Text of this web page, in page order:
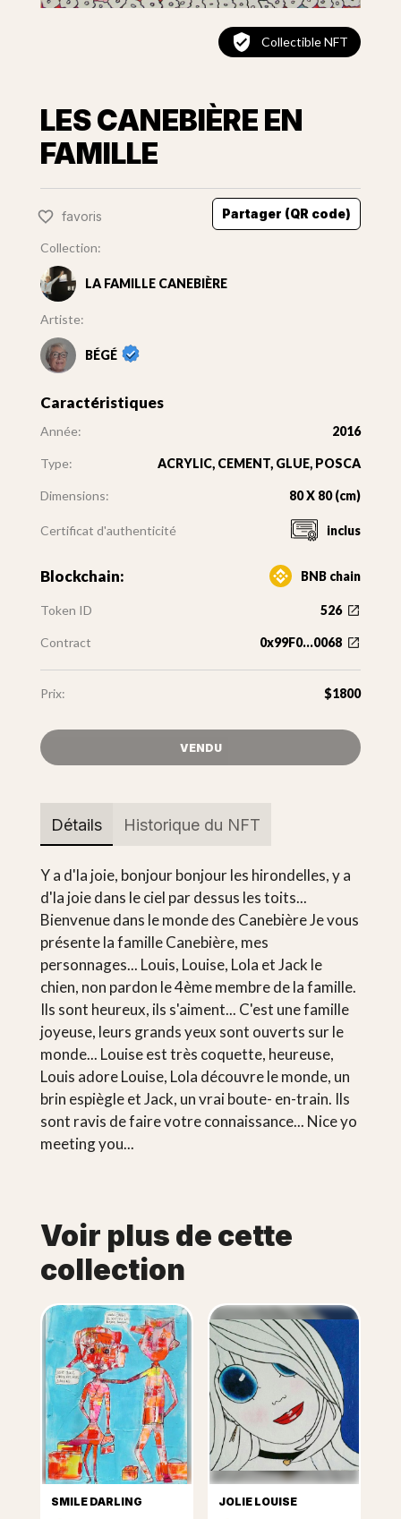
Collectible NFT
LES CANEBIÈRE EN
FAMILLE
favoris Partager (QR code)
Collection:
LA FAMILLE CANEBIÈRE
Artiste:
BÉGÉ
Caractéristiques
Année: 2016
Type: ACRYLIC, CEMENT, GLUE, POSCA
Dimensions: 80 X 80 (cm)
Certificat d'authenticité inclus
Blockchain: BNB chain
Token ID 526
Contract 0x99F0...0068
Prix: $1800
VENDU
Détails Historique du NFT
Y a d'la joie, bonjour bonjour les hirondelles, y a
d'la joie dans le ciel par dessus les toits...
Bienvenue dans le monde des Canebière Je vous
présente la famille Canebière, mes
personnages... Louis, Louise, Lola et Jack le
chien, non pardon le 4ème membre de la famille.
Ils sont heureux, ils s'aiment... C'est une famille
joyeuse, leurs grands yeux sont ouverts sur le
monde... Louise est très coquette, heureuse,
Louis adore Louise, Lola découvre le monde, un
brin espiègle et Jack, un vrai boute- en-train. Ils
sont ravis de faire votre connaissance... Nice yo
meeting you...
Voir plus de cette
collection
SMILE DARLING JOLIE LOUISE